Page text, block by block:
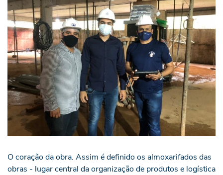
O coração da obra. Assim é definido os almoxarifados das
obras - lugar central da organização de produtos e logística